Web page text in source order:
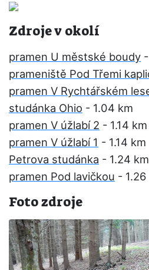
Zdroje v okolí
pramen U městské boudy
prameniště Pod Třemi
pramen V Rychtářském
studánka Ohio - 1.04 km
pramen V úžlabí 2 - 1.14 km
pramen V úžlabí 1 - 1.14 km
Petrova studánka - 1.24 km
pramen Pod lavičkou - 1.26
Foto zdroje